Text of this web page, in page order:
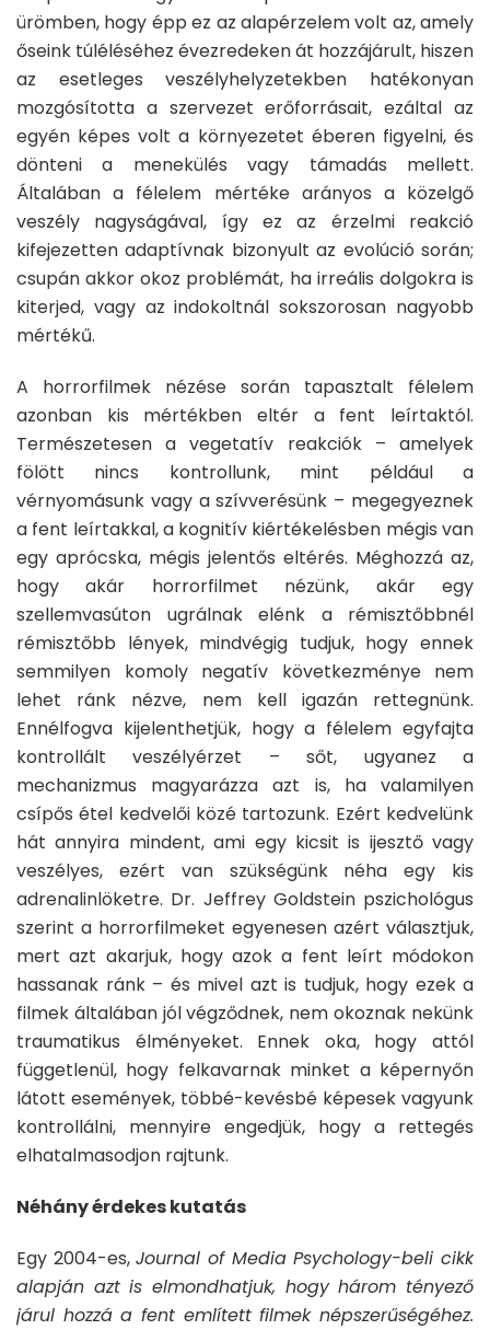
ürömben, hogy épp ez az alapérzelem volt az, amely
őseink túléléséhez évezredeken át hozzájárult, hiszen
az esetleges veszélyhelyzetekben hatékonyan
mozgósította a szervezet erőforrásait, ezáltal az
egyén képes volt a környezetet éberen figyelni, és
dönteni a menekülés vagy támadás mellett.
Általában a félelem mértéke arányos a közelgő
veszély nagyságával, így ez az érzelmi reakció
kifejezetten adaptívnak bizonyult az evolúció során;
csupán akkor okoz problémát, ha irreális dolgokra is
kiterjed, vagy az indokoltnál sokszorosan nagyobb
mértékű.
A horrorfilmek nézése során tapasztalt félelem
azonban kis mértékben eltér a fent leírtaktól.
Természetesen a vegetatív reakciók – amelyek
fölött nincs kontrollunk, mint például a
vérnyomásunk vagy a szívverésünk – megegyeznek
a fent leírtakkal, a kognitív kiértékelésben mégis van
egy aprócska, mégis jelentős eltérés. Méghozzá az,
hogy akár horrorfilmet nézünk, akár egy
szellemvasúton ugrálnak elénk a rémisztőbbnél
rémisztőbb lények, mindvégig tudjuk, hogy ennek
semmilyen komoly negatív következménye nem
lehet ránk nézve, nem kell igazán rettegnünk.
Ennélfogva kijelenthetjük, hogy a félelem egyfajta
kontrollált veszélyérzet – sőt, ugyanez a
mechanizmus magyarázza azt is, ha valamilyen
csípős étel kedvelői közé tartozunk. Ezért kedvelünk
hát annyira mindent, ami egy kicsit is ijesztő vagy
veszélyes, ezért van szükségünk néha egy kis
adrenalinlöketre. Dr. Jeffrey Goldstein pszichológus
szerint a horrorfilmeket egyenesen azért választjuk,
mert azt akarjuk, hogy azok a fent leírt módokon
hassanak ránk – és mivel azt is tudjuk, hogy ezek a
filmek általában jól végződnek, nem okoznak nekünk
traumatikus élményeket. Ennek oka, hogy attól
függetlenül, hogy felkavarnak minket a képernyőn
látott események, többé-kevésbé képesek vagyunk
kontrollálni, mennyire engedjük, hogy a rettegés
elhatalmasodjon rajtunk.
Néhány érdekes kutatás
Egy 2004-es,Journal of Media Psychology-beli cikk
alapján azt is elmondhatjuk, hogy három tényező
járul hozzá a fent említett filmek népszerűségéhez.